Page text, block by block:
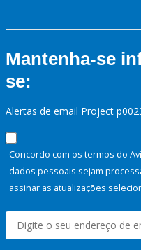
Mantenha-se
se:
Alertas de email Project
Concordo com os termos do
dados pessoais sejam
assinar as atualizações